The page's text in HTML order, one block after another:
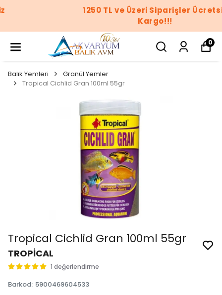
1250 TL ve Üzeri Siparişler Ücretsiz
0
Balık Yemleri
Granül Yemler
Tropical Cichlid Gran 100ml 55gr
Tropical Cichlid Gran 100ml 55gr
TROPİCAL
1 değerlendirme
Barkod: 5900469604533